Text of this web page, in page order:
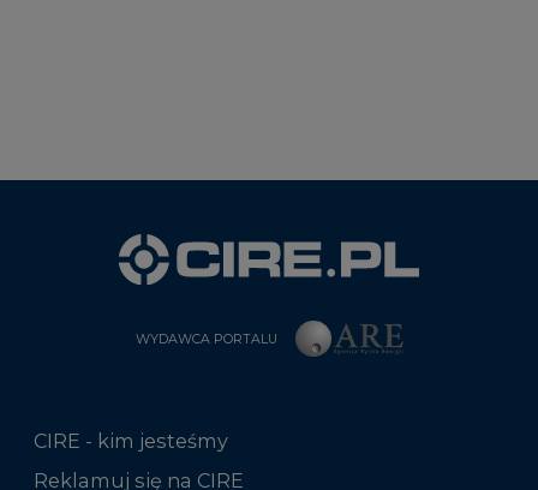
WYDAWCA PORTALU
CIRE - kim jesteśmy
Reklamuj się na CIRE